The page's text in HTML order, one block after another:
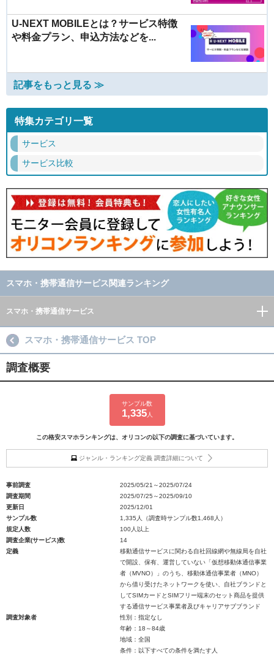
U-NEXT MOBILEとは？サービス特徴
や料金プラン、申込方法などを...
記事をもっと見る ≫
特集カテゴリ一覧
サービス
サービス比較
スマホ・携帯通信サービス関連ランキング
スマホ・携帯通信サービス
スマホ・携帯通信サービス TOP
調査概要
サンプル数
1,335人
この格安スマホランキングは、オリコンの以下の調査に基づいています。
ジャンル・ランキング定義 調査詳細について
事前調査
2025/05/21～2025/07/24
調査期間
2025/07/25～2025/09/10
更新日
2025/12/01
サンプル数
1,335人（調査時サンプル数1,468人）
規定人数
100人以上
調査企業(サービス)数
14
定義
移動通信サービスに関わる自社回線網や無線局を自社
で開設、保有、運営していない「仮想移動体通信事業
者（MVNO）」のうち、移動体通信事業者（MNO）
から借り受けたネットワークを使い、自社ブランドと
してSIMカードとSIMフリー端末のセット商品を提供
する通信サービス事業者及びキャリアサブブランド
調査対象者
性別：指定なし
年齢：18～84歳
地域：全国
条件：以下すべての条件を満たす人